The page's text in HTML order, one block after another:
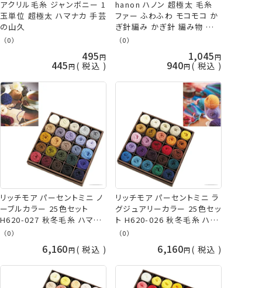
アクリル毛糸 ジャンボニー 1
玉単位 超極太 ハマナカ 手芸
の山久
（0）
495
445 税込
hanon ハノン 超極太 毛糸
ファー ふわふわ モコモコ か
ぎ針編み かぎ針 編み物 帽
子 マフラー スヌード 手編み
ナカ hama ニッティングディ
ーバ 手芸の山久 KOU
（0）
1,045
940 税込
リッチモア パーセントミニ ノ
ーブルカラー 25色セット
H620-027 秋冬毛糸 ハマナ
カ hama 手芸の山久
（0）
6,160 税込
リッチモア パーセントミニ ラ
グジュアリーカラー 25色セッ
ト H620-026 秋冬毛糸 ハマ
（0）
6,160 税込